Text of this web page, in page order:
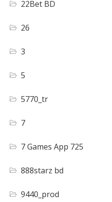
22Bet BD
26
3
5
5770_tr
7
7 Games App 725
888starz bd
9440_prod